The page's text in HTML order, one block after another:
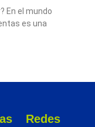
En el mundo
es una
Redes